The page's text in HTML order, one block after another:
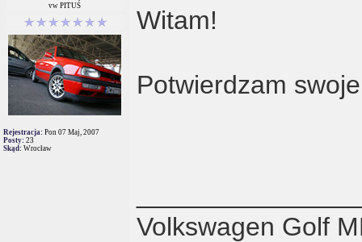
vw PITUŚ
Rejestracja: Pon 07 Maj, 2007
Posty: 23
Skąd: Wrocław
Witam!
Potwierdzam
Volkswagen Golf